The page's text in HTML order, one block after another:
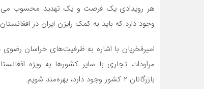
هر رویدادی یک فرصت و یک تهدید محسوب
وجود دارد که باید به کمک رایزن ایران در
امیرفخریان با اشاره به ظرفیت‌های خراسان
مراودات تجاری با سایر کشورها به ویژه
بازرگانان 2 کشور وجود دارد، بهره‌مند شویم.